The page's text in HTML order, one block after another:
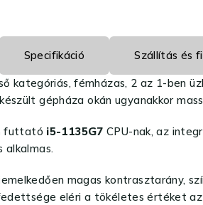
Specifikáció Szállítás és
kategóriás, fémházas, 2 az 1-ben
gépháza okán ugyanakkor
futtató i5-1135G7 CPU-nak, az
alkalmas.
magas kontrasztarány,
eléri a tökéletes értéket az